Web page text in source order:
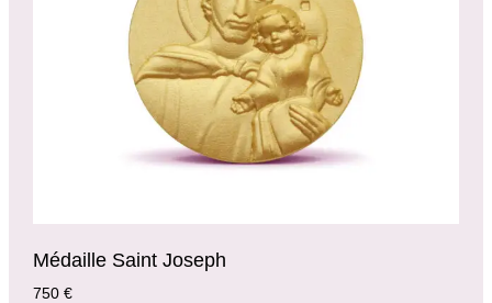
Médaille Saint Joseph
750 €